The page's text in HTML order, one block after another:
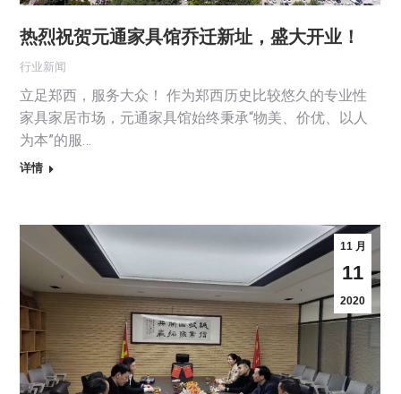
热烈祝贺元通家具馆乔迁新址，盛大开业！
行业新闻
立足郑西，服务大众！ 作为郑西历史比较悠久的专业性
家具家居市场，元通家具馆始终秉承“物美、价优、以人
为本”的服…
详情
11 月
11
2020